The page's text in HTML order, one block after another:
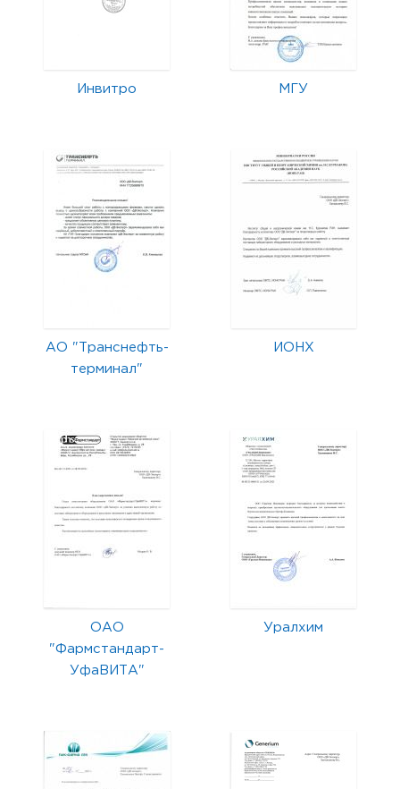
Инвитро МГУ
АО "Транснефть-
терминал"
ИОНХ
ОАО
"Фармстандарт-
УфаВИТА"
Уралхим